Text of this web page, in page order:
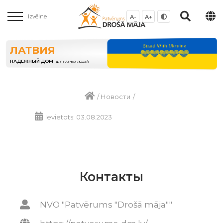
Izvēlne A- A+
ЛАТВИЯ
НАДЕЖНЫЙ ДОМ ДЛЯ РАЗНЫХ ЛЮДЕЙ
/Новости /
Ievietots: 03.08.2023
Контакты
NVO "Patvērums "Drošā māja""